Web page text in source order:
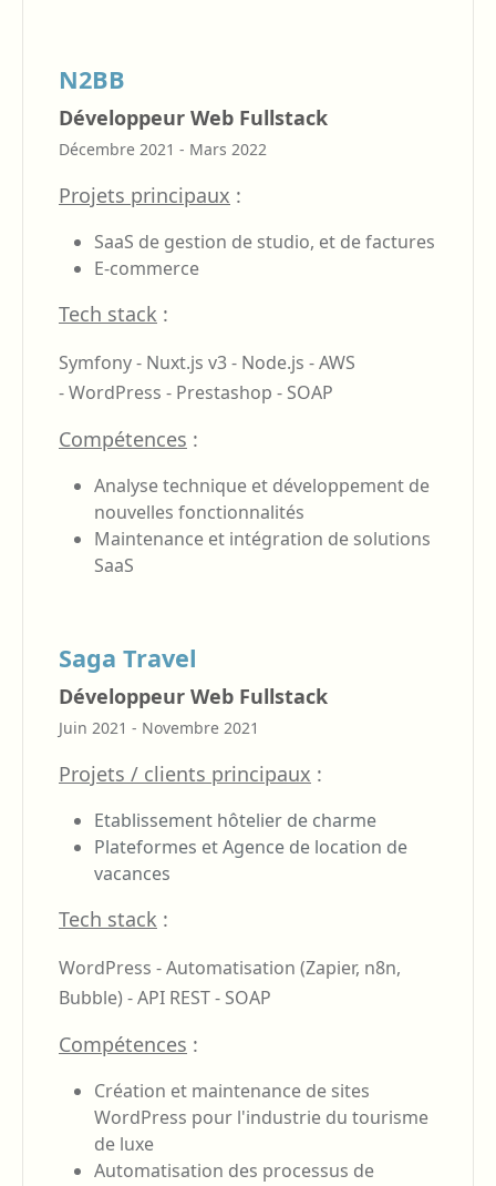
N2BB
Développeur Web Fullstack
Décembre 2021 - Mars 2022
Projets principaux :
SaaS de gestion de studio, et de factures
E-commerce
Tech stack :
Symfony - Nuxt.js v3 - Node.js -AWS
-WordPress - Prestashop - SOAP
Compétences :
Analyse technique et développement de
nouvelles fonctionnalités
Maintenance et intégration de solutions
SaaS
Saga Travel
Développeur Web Fullstack
Juin 2021 - Novembre 2021
Projets / clients principaux :
Etablissement hôtelier de charme
Plateformes et Agence de location de
vacances
Tech stack :
WordPress -Automatisation (Zapier, n8n,
Bubble) -API REST - SOAP
Compétences :
Création et maintenance de sites
WordPress pour l'industrie du tourisme
de luxe
Automatisation des processus de